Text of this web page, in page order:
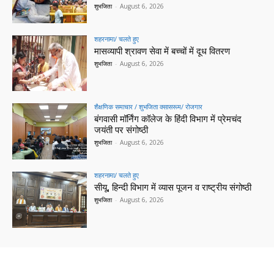
शुभजिता - August 6, 2026
शहरनामा/ चलते हुए
मासव्यापी श्रावण सेवा में बच्चों में दूध वितरण
शुभजिता - August 6, 2026
शैक्षणिक समाचार / शुभजिता क्सासरूम/ रोजगार
बंगवासी मॉर्निंग कॉलेज के हिंदी विभाग में प्रेमचंद
जयंती पर संगोष्ठी
शुभजिता - August 6, 2026
शहरनामा/ चलते हुए
सीयू, हिन्दी विभाग में व्यास पूजन व राष्ट्रीय संगोष्ठी
शुभजिता - August 6, 2026